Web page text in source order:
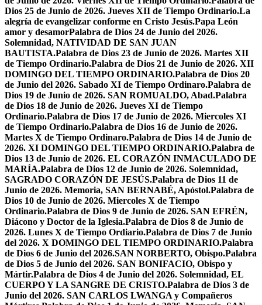
Dios 25 de Junio de 2026. Jueves XII de Tiempo Ordinario.La
alegría de evangelizar conforme en Cristo Jesús.Papa León
amor y desamorPalabra de Dios 24 de Junio del 2026.
Solemnidad, NATIVIDAD DE SAN JUAN
BAUTISTA.Palabra de Dios 23 de Junio de 2026. Martes XII
de Tiempo Ordinario.Palabra de Dios 21 de Junio de 2026. XII
DOMINGO DEL TIEMPO ORDINARIO.Palabra de Dios 20
de Junio del 2026. Sabado XI de Tiempo Ordinaro.Palabra de
Dios 19 de Junio de 2026. SAN ROMUALDO, Abad.Palabra
de Dios 18 de Junio de 2026. Jueves XI de Tiempo
Ordinario.Palabra de Dios 17 de Junio de 2026. Miercoles XI
de Tiempo Ordinario.Palabra de Dios 16 de Junio de 2026.
Martes X de Tiempo Ordinaro.Palabra de Dios 14 de Junio de
2026. XI DOMINGO DEL TIEMPO ORDINARIO.Palabra de
Dios 13 de Junio de 2026. EL CORAZÓN INMACULADO DE
MARÍA.Palabra de Dios 12 de Junio de 2026. Solemnidad,
SAGRADO CORAZÓN DE JESÚS.Palabra de Dios 11 de
Junio de 2026. Memoria, SAN BERNABÉ, Apóstol.Palabra de
Dios 10 de Junio de 2026. Miercoles X de Tiempo
Ordinario.Palabra de Dios 9 de Junio de 2026. SAN EFRÉN,
Diácono y Doctor de la Iglesia.Palabra de Dios 8 de Junio de
2026. Lunes X de Tiempo Ordiario.Palabra de Dios 7 de Junio
del 2026. X DOMINGO DEL TIEMPO ORDINARIO.Palabra
de Dios 6 de Junio del 2026.SAN NORBERTO, Obispo.Palabra
de Dios 5 de Junio del 2026. SAN BONIFACIO, Obispo y
Mártir.Palabra de Dios 4 de Junio del 2026. Solemnidad, EL
CUERPO Y LA SANGRE DE CRISTO.Palabra de Dios 3 de
Junio del 2026. SAN CARLOS LWANGA y Compañeros